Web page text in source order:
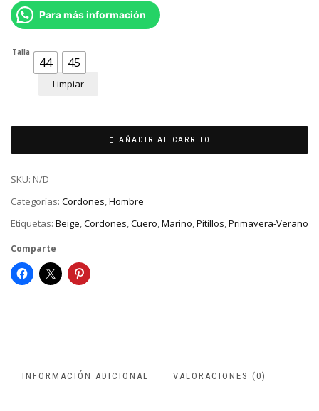
Para más información
Talla
44 45
Limpiar
AÑADIR AL CARRITO
SKU: N/D
Categorías: Cordones,Hombre
Etiquetas: Beige,Cordones,Cuero,Marino,Pitillos,Primavera-Verano
Comparte
INFORMACIÓN ADICIONAL VALORACIONES (0)